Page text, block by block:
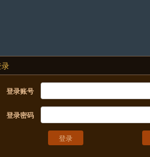
登录账号
登录密码